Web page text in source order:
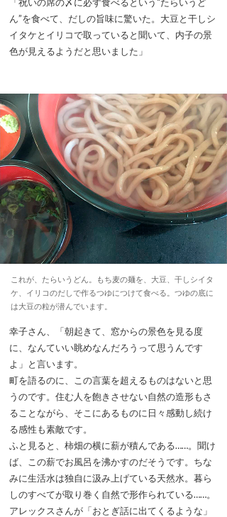
ん”を食べて、だしの旨味に驚いた。大豆と干しシ
イタケとイリコで取っていると聞いて、内子の景
色が見えるようだと思いました」
これが、たらいうどん。もち麦の麺を、大豆、干しシイタ
ケ、イリコのだしで作るつゆにつけて食べる。つゆの底に
は大豆の粒が潜んでいます。
幸子さん、「朝起きて、窓からの景色を見る度
に、なんていい眺めなんだろうって思うんです
よ」と言います。
町を語るのに、この言葉を超えるものはないと思
うのです。住む人を飽きさせない自然の造形もさ
ることながら、そこにあるものに日々感動し続け
る感性も素敵です。
ふと見ると、柿畑の横に薪が積んである……。聞け
ば、この薪でお風呂を沸かすのだそうです。ちな
みに生活水は独自に汲み上げている天然水。暮ら
しのすべてが取り巻く自然で形作られている……。
アレックスさんが「おとぎ話に出てくるような」